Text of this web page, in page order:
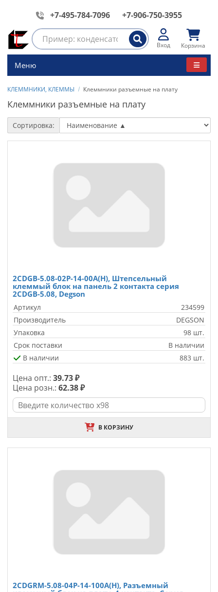
+7-495-784-7096 +7-906-750-3955
Вход Корзина
Меню
КЛЕММНИКИ, КЛЕММЫ Клеммники разъемные на плату
Клеммники разъемные на плату
Сортировка:
2CDGB-5.08-02P-14-00A(H), Штепсельный
клеммый блок на панель 2 контакта серия
2CDGB-5.08, Degson
Артикул
234599
Производитель
DEGSON
Упаковка
98 шт.
Срок поставки
В наличии
В наличии
883 шт.
Цена опт.: 39.73 ₽
Цена розн.: 62.38 ₽
В КОРЗИНУ
2CDGRM-5.08-04P-14-100A(H), Разъемный